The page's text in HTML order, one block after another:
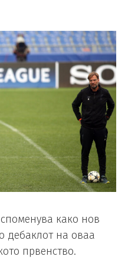
како нов
дебаклот на оваа
првенство.